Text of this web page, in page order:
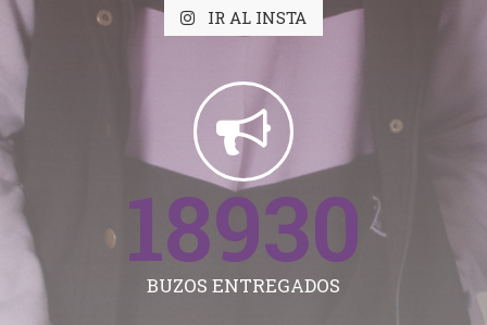
IR AL INSTA
18932
BUZOS ENTREGADOS